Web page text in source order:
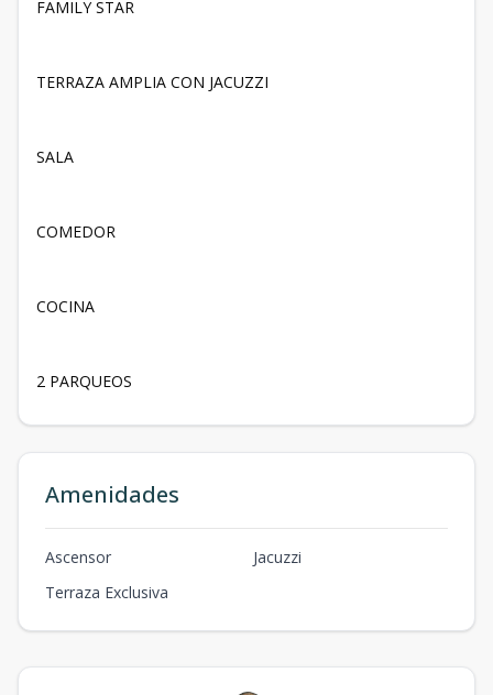
FAMILY STAR
TERRAZA AMPLIA CON JACUZZI
SALA
COMEDOR
COCINA
2 PARQUEOS
Amenidades
Ascensor
Jacuzzi
Terraza Exclusiva